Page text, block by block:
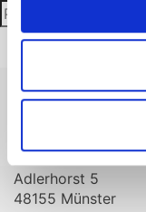
Suchen
nach:
Adlerhorst 5
48155 Münster